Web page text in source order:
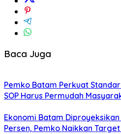
Baca Juga
Pemko Batam Perkuat
SOP Harus Permudah
Ekonomi Batam
Persen, Pemko Naikkan